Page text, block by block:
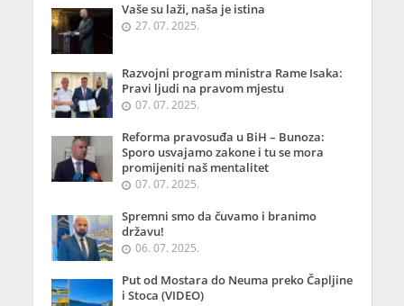
Vaše su laži, naša je istina
27. 07. 2025.
Razvojni program ministra Rame Isaka:
Pravi ljudi na pravom mjestu
07. 07. 2025.
Reforma pravosuđa u BiH – Bunoza:
Sporo usvajamo zakone i tu se mora
promijeniti naš mentalitet
07. 07. 2025.
Spremni smo da čuvamo i branimo
državu!
06. 07. 2025.
Put od Mostara do Neuma preko Čapljine
i Stoca (VIDEO)